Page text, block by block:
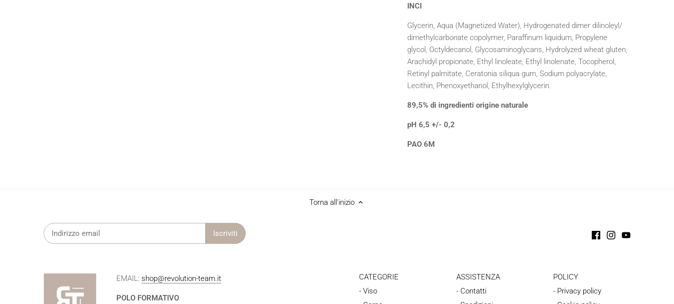
INCI
Glycerin, Aqua (Magnetized Water), Hydrogenated dimer dilinoleyl/
dimethylcarbonate copolymer, Paraffinum liquidum, Propylene
glycol, Octyldecanol, Glycosaminoglycans, Hydrolyzed wheat gluten,
Arachidyl propionate, Ethyl linoleate, Ethyl linolenate, Tocopherol,
Retinyl palmitate, Ceratonia siliqua gum, Sodium polyacrylate,
Lecithin, Phenoxyethanol, Ethylhexylglycerin.
89,5% di ingredienti origine naturale
pH 6,5 +/- 0,2
PAO 6M
Torna all'inizio
EMAIL: shop@revolution-team.it
POLO FORMATIVO
CATEGORIE
- Viso
ASSISTENZA
- Contatti
POLICY
- Privacy policy